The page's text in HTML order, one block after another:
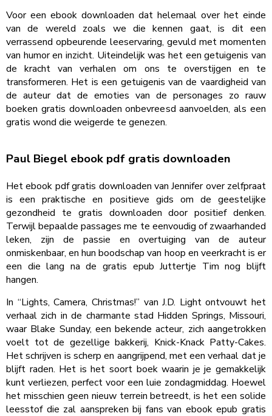
Voor een ebook downloaden dat helemaal over het einde
van de wereld zoals we die kennen gaat, is dit een
verrassend opbeurende leeservaring, gevuld met momenten
van humor en inzicht. Uiteindelijk was het een getuigenis van
de kracht van verhalen om ons te overstijgen en te
transformeren. Het is een getuigenis van de vaardigheid van
de auteur dat de emoties van de personages zo rauw
boeken gratis downloaden onbevreesd aanvoelden, als een
gratis wond die weigerde te genezen.
Paul Biegel ebook pdf gratis downloaden
Het ebook pdf gratis downloaden van Jennifer over zelfpraat
is een praktische en positieve gids om de geestelijke
gezondheid te gratis downloaden door positief denken.
Terwijl bepaalde passages me te eenvoudig of zwaarhanded
leken, zijn de passie en overtuiging van de auteur
onmiskenbaar, en hun boodschap van hoop en veerkracht is er
een die lang na de gratis epub Juttertje Tim nog blijft
hangen.
In “Lights, Camera, Christmas!” van J.D. Light ontvouwt het
verhaal zich in de charmante stad Hidden Springs, Missouri,
waar Blake Sunday, een bekende acteur, zich aangetrokken
voelt tot de gezellige bakkerij, Knick-Knack Patty-Cakes.
Het schrijven is scherp en aangrijpend, met een verhaal dat je
blijft raden. Het is het soort boek waarin je je gemakkelijk
kunt verliezen, perfect voor een luie zondagmiddag. Hoewel
het misschien geen nieuw terrein betreedt, is het een solide
leesstof die zal aanspreken bij fans van ebook epub gratis